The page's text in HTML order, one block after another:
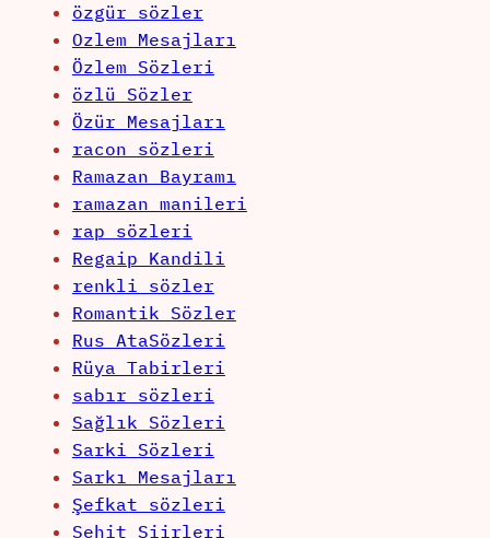
özgür sözler
Ozlem Mesajları
Özlem Sözleri
özlü Sözler
Özür Mesajları
racon sözleri
Ramazan Bayramı
ramazan manileri
rap sözleri
Regaip Kandili
renkli sözler
Romantik Sözler
Rus AtaSözleri
Rüya Tabirleri
sabır sözleri
Sağlık Sözleri
Sarki Sözleri
Sarkı Mesajları
Şefkat sözleri
Sehit Şiirleri